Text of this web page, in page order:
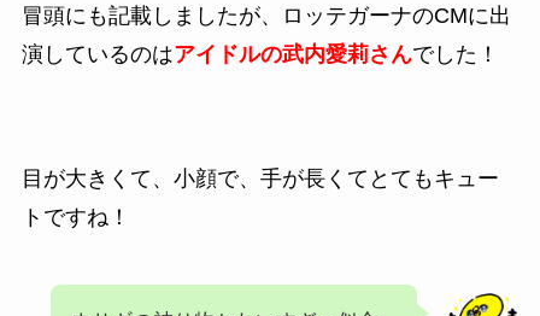
冒頭にも記載しましたが、ロッテガーナのCMに出
演しているのはアイドルの武内愛莉さんでした！
目が大きくて、小顔で、手が長くてとてもキュー
トですね！